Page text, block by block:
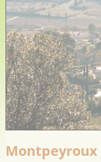
Montpeyroux